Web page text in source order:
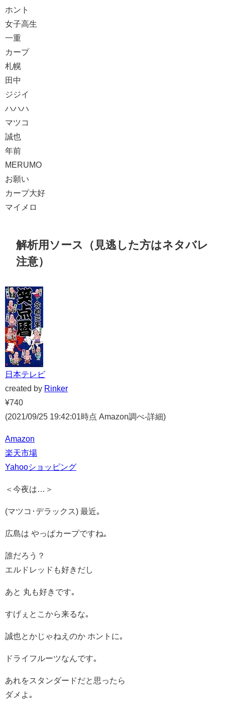
ホント
女子高生
一重
カープ
札幌
田中
ジジイ
ハハハ
マツコ
誠也
年前
MERUMO
お願い
カープ大好
マイメロ
解析用ソース（見逃した方はネタバレ
注意）
日本テレビ
created by Rinker
¥740
(2021/09/25 19:42:01時点 Amazon調べ-詳細)
Amazon
楽天市場
Yahooショッピング
＜今夜は…＞
(マツコ･デラックス) 最近｡
広島は やっぱカープですね｡
誰だろう？
エルドレッドも好きだし
あと 丸も好きです｡
すげぇとこから来るな｡
誠也とかじゃねえのか ホントに｡
ドライフルーツなんです｡
あれをスタンダードだと思ったら
ダメよ｡